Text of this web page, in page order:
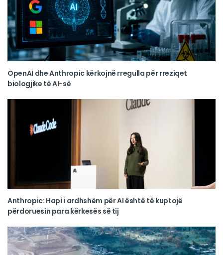
OpenAI dhe Anthropic kërkojnë rregulla për rreziqet
biologjike të AI-së
Anthropic: Hapi i ardhshëm për AI është të kuptojë
përdoruesin para kërkesës së tij